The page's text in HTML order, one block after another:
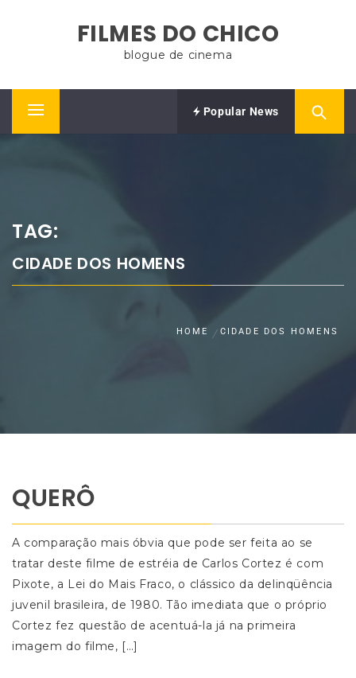
FILMES DO CHICO
blogue de cinema
Primary
Popular News
TAG:
CIDADE DOS HOMENS
HOME CIDADE DOS HOMENS
QUERÔ
A comparação mais óbvia que pode ser feita ao se
tratar deste filme de estréia de Carlos Cortez é com
Pixote, a Lei do Mais Fraco, o clássico da delinqüência
juvenil brasileira, de 1980. Tão imediata que o próprio
Cortez fez questão de acentuá-la já na primeira
imagem do filme, […]